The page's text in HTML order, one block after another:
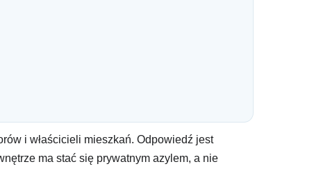
i właścicieli mieszkań. Odpowiedź jest
ma stać się prywatnym azylem, a nie